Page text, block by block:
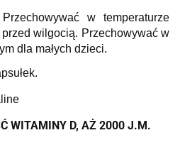
w temperaturze
wilgocią. Przechowywać w
dla małych dzieci.
WITAMINY D, AŻ 2000 J.M.